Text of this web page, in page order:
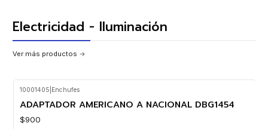
Electricidad - Iluminación
Ver más productos
10001405 Enchufes
ADAPTADOR AMERICANO A NACIONAL DBG1454
$900